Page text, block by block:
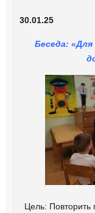
30.01.25
Беседа: «Для
Цель: Повторить